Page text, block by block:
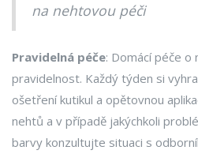
na nehtovou péči
Pravidelná péče: Domácí péče o
pravidelnost. Každý týden si
ošetření kutikul a opětovnou
nehtů a v případě jakýchkoli
barvy konzultujte situaci s